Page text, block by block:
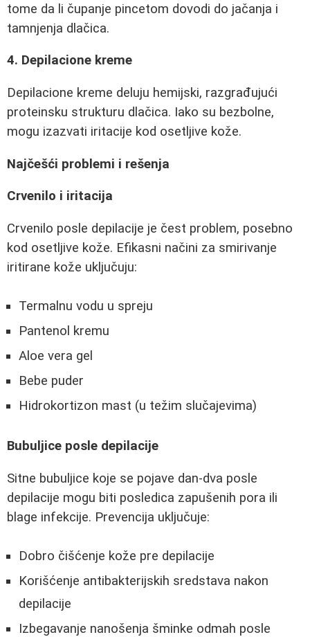
tome da li čupanje pincetom dovodi do jačanja i
tamnjenja dlačica.
4. Depilacione kreme
Depilacione kreme deluju hemijski, razgrađujući
proteinsku strukturu dlačica. Iako su bezbolne,
mogu izazvati iritacije kod osetljive kože.
Najčešći problemi i rešenja
Crvenilo i iritacija
Crvenilo posle depilacije je čest problem, posebno
kod osetljive kože. Efikasni načini za smirivanje
iritirane kože uključuju:
Termalnu vodu u spreju
Pantenol kremu
Aloe vera gel
Bebe puder
Hidrokortizon mast (u težim slučajevima)
Bubuljice posle depilacije
Sitne bubuljice koje se pojave dan-dva posle
depilacije mogu biti posledica zapušenih pora ili
blage infekcije. Prevencija uključuje:
Dobro čišćenje kože pre depilacije
Korišćenje antibakterijskih sredstava nakon
depilacije
Izbegavanje nanošenja šminke odmah posle